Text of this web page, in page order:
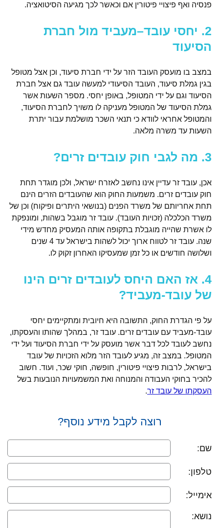
פנסיה ואף פיצויי פיטורין אם וכאשר לכך מגיעה הסיטואציה.
2. יחסי עובד–מעביד מול חברת
הסיעוד
במצב בו מועסק העובד הזר על ידי חברת סיעוד, וכן אצל מטופל
בגין גמלת סיעוד, העובד הסיעודי למעשה עובד גם אצל חברת
הסיעוד וגם על ידי המטופל, באופן יחסי. מספר השעות אשר
גמלת הסיעוד של המטופל מעניקה לו משויך לחברת הסיעוד,
והמטופל אחראי לוודא כי תנאי השכר מושלמת עבור יתרת
השעות עד משרה מלאה.
3. מה לגבי חוק עובדים זרים?
אכן, עובד זר עדיין אינו נחשב לאזרח ישראל, ולכן מוגדר תחת
חוק עובדים זרים. משמעות החוק הוא שהעובדים הזרים הינם
תחת אחריותם של משרד הפנים (בנושאי היתרים ופיקוח) וכן של
משרד הכלכלה (זכויות העובד). עובד זר מוגבל בשהות, ומונפקת
לו אשרת שהייה מוגבלת בתקופה אותה המעסיק מחדש מידי
שנה. עובד זר לטווח ארוך יכול לשהות בישראל עד 4 שנים
ושלושה חודשים או כל זמן שמעסיקו האחרון זקוק לו.
4. אז האם היחס לעובדים זרים הינו
של עובד-מעביד?
על פי הגדרת החוק, התשובה היא חיובית ומתקיימים יחסי
עובד-מעביד עם עובדים זרים. עובד זר, במהלך שהותו והעסקתו,
נחשב לעובד לכל דבר אשר מועסק על ידי חברת הסיעוד ועל ידי
המטופל. במצב זה, מגיע לעובד הזר מלוא הזכויות של עובד
בישראל, לרבות פיצויי פיטורין, חופשה, חוקי שכר, ועוד. חשוב
להכיר בחוקי העבודה והמנוחה ואת המשמעויות הנובעות בשל
העסקתו של עובד זר.
רוצה לקבל מידע נוסף?
שם:
טלפון:
אימייל:
נושא: